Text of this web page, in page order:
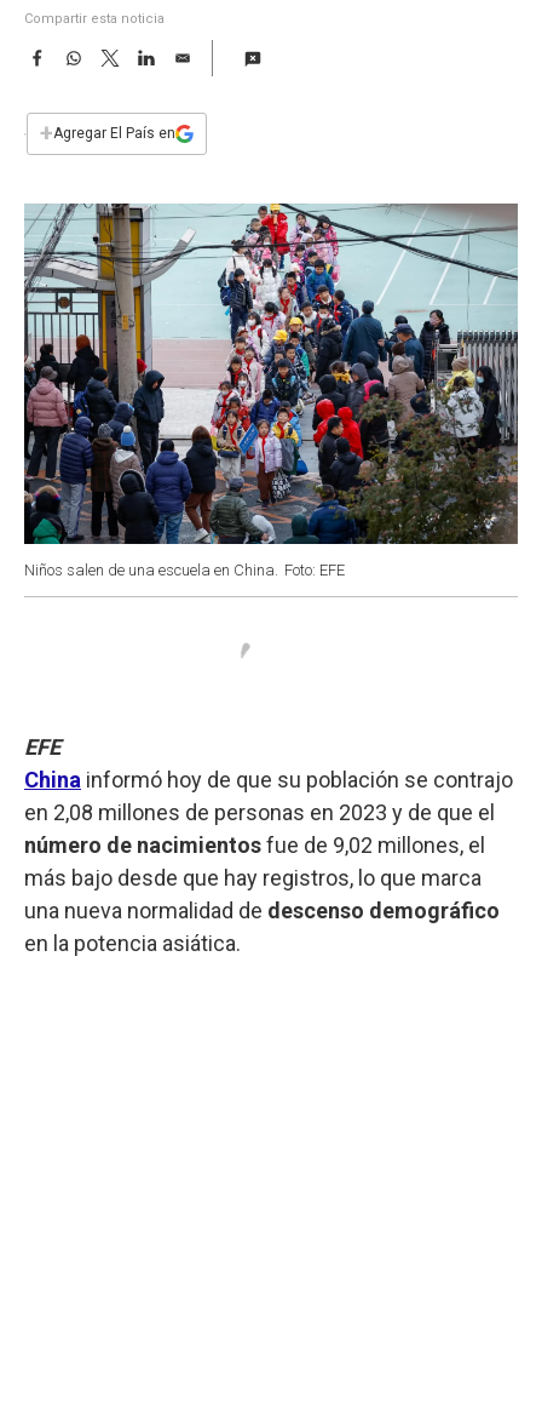
Compartir esta noticia
F
e
b
k
W
s
p
T
w
t
L
n
E
i
l
+Agregar El País en
Niños salen de una escuela en China. Foto: EFE
EFE
China informó hoy de que su población se contrajo
en 2,08 millones de personas en 2023 y de que el
número de nacimientosfue de 9,02 millones, el
más bajo desde que hay registros, lo que marca
una nueva normalidad de descenso demográfico
en la potencia asiática.